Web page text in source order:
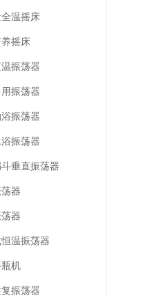
温摇床
摇床
振荡器
振荡器
振荡器
振荡器
垂直振荡器
器
器
温振荡器
机
振荡器